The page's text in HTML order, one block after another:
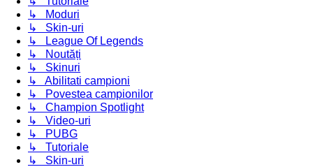
↳ Moduri
↳ Skin-uri
↳ League Of Legends
↳ Noutăți
↳ Skinuri
↳ Abilitati campioni
↳ Povestea campionilor
↳ Champion Spotlight
↳ Video-uri
↳ PUBG
↳ Tutoriale
↳ Skin-uri